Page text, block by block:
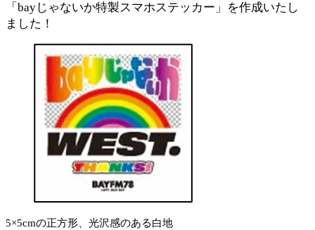
「bayじゃないか特製スマホステッカー」を作成いたし
ました！
5×5cmの正方形、光沢感のある白地